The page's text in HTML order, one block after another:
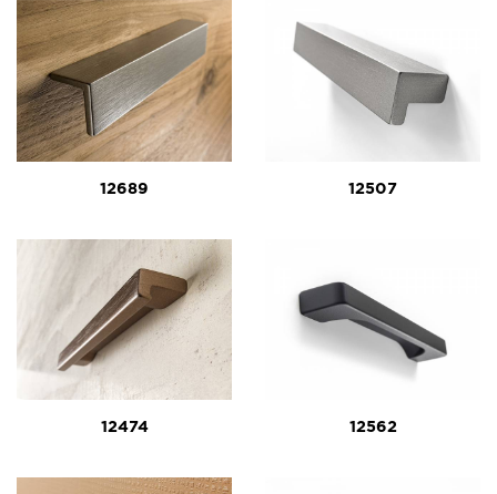
12689 12507
12474 12562